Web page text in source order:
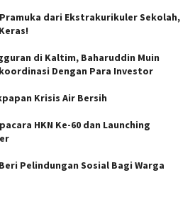
dari Ekstrakurikuler Sekolah,
di Kaltim, Baharuddin Muin
Dengan Para Investor
Krisis Air Bersih
HKN Ke-60 dan Launching
Pelindungan Sosial Bagi Warga